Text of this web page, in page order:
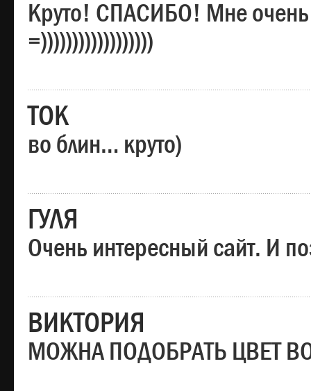
Круто! СПАСИБО! Мне
=))))))))))))))))))
ТОК
во блин… круто)
ГУЛЯ
Очень интересный сайт. И
ВИКТОРИЯ
МОЖНА ПОДОБРАТЬ ЦВЕТ